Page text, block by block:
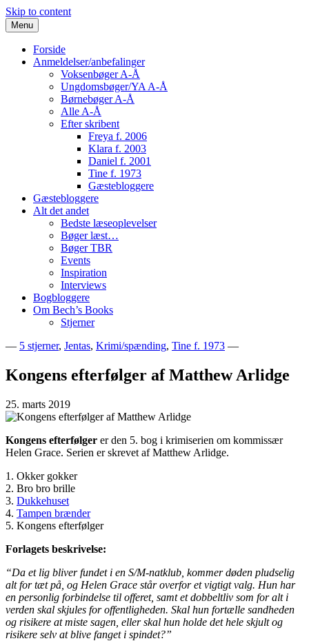
Skip to content
Menu
Forside
Anmeldelser/anbefalinger
Voksenbøger A-Å
Ungdomsbøger/YA A-Å
Børnebøger A-Å
Alle A-Å
Efter skribent
Freya f. 2006
Klara f. 2003
Daniel f. 2001
Tine f. 1973
Gæstebloggere
Gæstebloggere
Alt det andet
Bedste læseoplevelser
Bøger læst…
Bøger TBR
Events
Inspiration
Interviews
Bogbloggere
Om Bech’s Books
Stjerner
Bech's Books
— 5 stjerner, Jentas, Krimi/spænding, Tine f. 1973 —
Kongens efterfølger af Matthew Arlidge
25. marts 2019
Kongens efterfølger er den 5. bog i krimiserien om kommissær
Helen Grace. Serien er skrevet af Matthew Arlidge.
1. Okker gokker
2. Bro bro brille
3. Dukkehuset
4. Tampen brænder
5. Kongens efterfølger
Forlagets beskrivelse:
“Da et lig bliver fundet i en S/M-natklub, kommer døden pludselig
alt for tæt på, og Helen Grace står overfor et vigtigt valg. Hun har
en personlig forbindelse til offeret, samt et dobbeltliv som for alt i
verden skal skjules for offentligheden. Skal hun fortælle sandheden
og risikere at miste sagen, eller skal hun holde det hele skjult og
risikere selv at blive fanget i spindet?”